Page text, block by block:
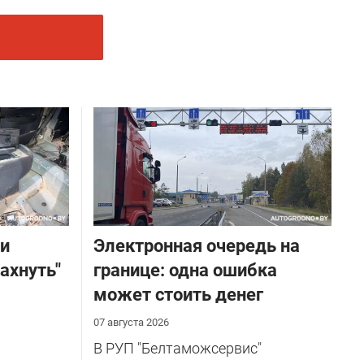
Электронная очередь на
границе: одна ошибка
может стоить денег
07 августа 2026
В РУП "Белтаможсервис"